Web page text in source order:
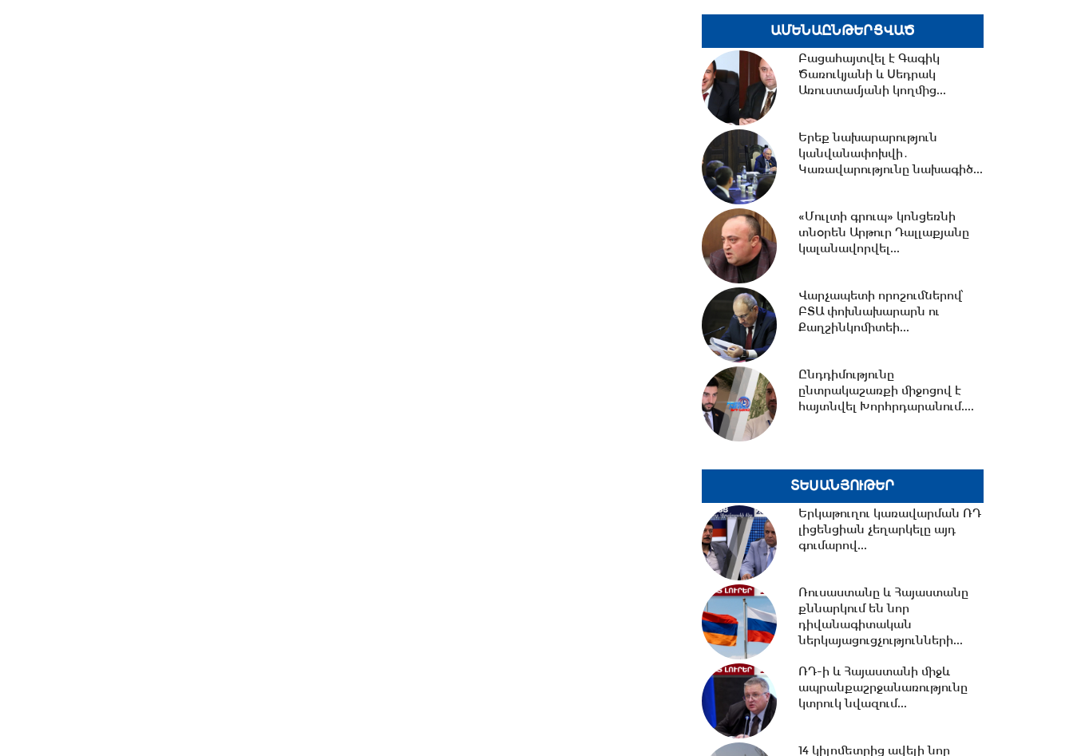
կոնցեռնի տնօրեն Արթուր
Դալլաքյանը կալանավորվել...
11:32 -«Մուլտի գրուպ»
կոնցեռնի նախկին տնօրեն
11:17 -Սպիտակում 23
բնակարան կհատկացվի
անօթևան...
10:49 -Վարչապետ Փաշինյանը
10:31 -Որպես անհետ կորած
10:21 -
«Մուլտի գրուպ»
10:09 -Երեք նախարարություն
կանվանափոխվի․
Կառավարությունը նախագիծ...
գումարման առաջին
նստաշրջան 06.08.2026
#ուղիղ
09:33 - Կառավարության 2026
թվականի օգոստոսի 6-ի
հերթական նիստը...
20:45 -Սոցցանցերում
ԱՄԵՆԱԸՆԹԵՐՑՎԱԾ
Բացահայտվել է Գագիկ
Ծառուկյանի և Սեդրակ
Առուստամյանի կողմից...
Երեք նախարարություն
կանվանափոխվի․
Կառավարությունը նախագիծ...
«Մուլտի գրուպ» կոնցեռնի
տնօրեն Արթուր Դալլաքյանը
կալանավորվել...
Վարչապետի որոշումներով՝
ԲՏԱ փոխնախարարն ու
Քաղշինկոմիտեի...
Ընդդիմությունը
ընտրակաշառքի միջոցով է
հայտնվել Խորհրդարանում....
ՏԵՍԱՆՅՈՒԹԵՐ
Երկաթուղու կառավարման ՌԴ
լիցենցիան չեղարկելը այդ
գումարով...
Ռուսաստանը և Հայաստանը
քննարկում են նոր
դիվանագիտական
ներկայացուցչությունների...
ՌԴ-ի և Հայաստանի միջև
ապրանքաշրջանառությունը
կտրուկ նվազում...
14 կիլոմետրից ավելի նոր